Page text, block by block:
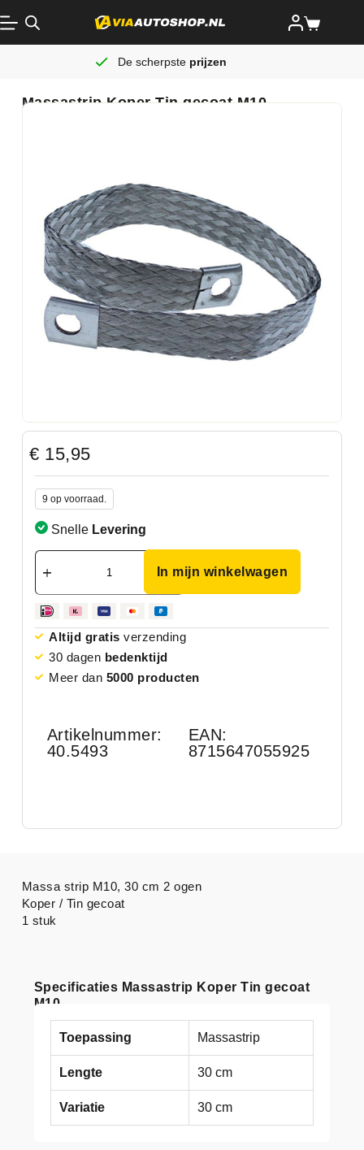
De scherpste prijzen
Massastrip Koper Tin gecoat M10
€ 15,95
9 op voorraad.
Snelle Levering
In mijn winkelwagen
Altijd gratis verzending
30 dagen bedenktijd
Meer dan 5000 producten
Artikelnummer:
40.5493
EAN:
8715647055925
Specificaties Massastrip Koper Tin gecoat
M10
Toepassing Massastrip
Lengte 30 cm
Variatie 30 cm
Massa strip M10, 30 cm 2 ogen
Koper / Tin gecoat
1 stuk